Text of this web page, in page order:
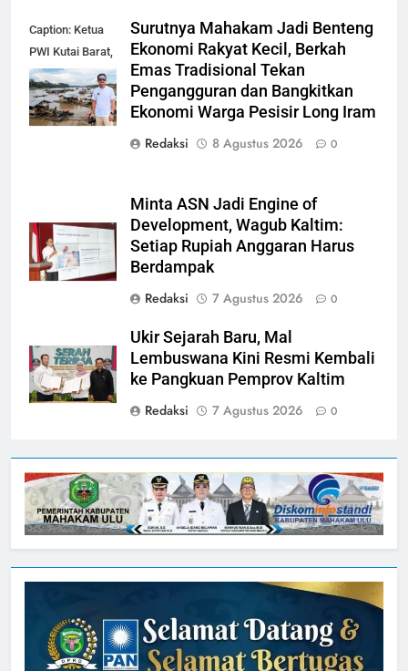
Caption: Ketua
PWI Kutai Barat,
Alfian Nur (dok-
smk)
Surutnya Mahakam Jadi Benteng
Ekonomi Rakyat Kecil, Berkah
Emas Tradisional Tekan
Pengangguran dan Bangkitkan
Ekonomi Warga Pesisir Long Iram
Redaksi
8 Agustus 2026 0
Minta ASN Jadi Engine of
Development, Wagub Kaltim:
Setiap Rupiah Anggaran Harus
Berdampak
Redaksi
7 Agustus 2026 0
Ukir Sejarah Baru, Mal
Lembuswana Kini Resmi Kembali
ke Pangkuan Pemprov Kaltim
Redaksi
7 Agustus 2026 0